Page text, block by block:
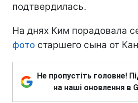
подтвердилась.
На днях Ким порадовала
фото старшего сына от
Не пропустіть головне!
на наші оновлення в